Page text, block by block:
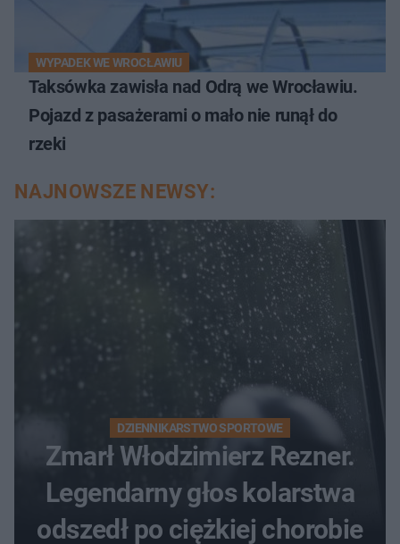
WYPADEK WE WROCŁAWIU
Taksówka zawisła nad Odrą we Wrocławiu.
Pojazd z pasażerami o mało nie runął do
rzeki
NAJNOWSZE NEWSY:
DZIENNIKARSTWO SPORTOWE
Zmarł Włodzimierz Rezner.
Legendarny głos kolarstwa
odszedł po ciężkiej chorobie